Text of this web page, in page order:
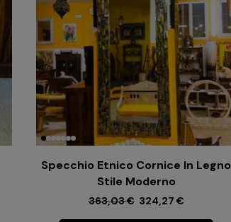
Specchio Etnico Cornice In Legno
Stile Moderno
363,03€ 324,27 €